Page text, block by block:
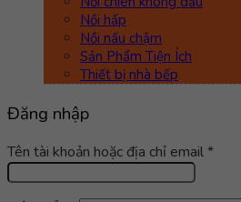
Nồi hấp
Nồi nấu chậm
Sản Phẩm Tiện Ích
Thiết bị nhà bếp
Đăng nhập
Tên tài khoản hoặc địa chỉ email*Bắt